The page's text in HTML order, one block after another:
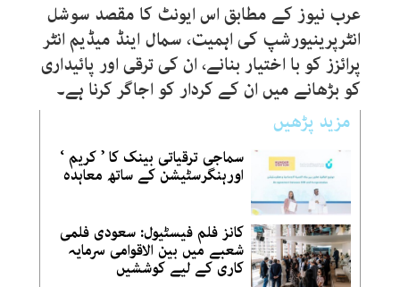
عرب نیوز کے مطابق اس ایونٹ کا مقصد سوشل
انٹرپرینیورشپ کی اہمیت، سمال اینڈ میڈیم انٹر
پرائزز کو با اختیار بنانے، ان کی ترقی اور پائیداری
کو بڑھانے میں ان کے کردار کو اجاگر کرنا ہے۔
مزید پڑھیں
سماجی ترقیاتی بینک کا ’ کریم ‘
اورہنگرسٹیشن کے ساتھ معاہدہ
کانز فلم فیسٹیول: سعودی فلمی
شعبے میں بین الاقوامی سرمایہ
کاری کے لیے کوششیں